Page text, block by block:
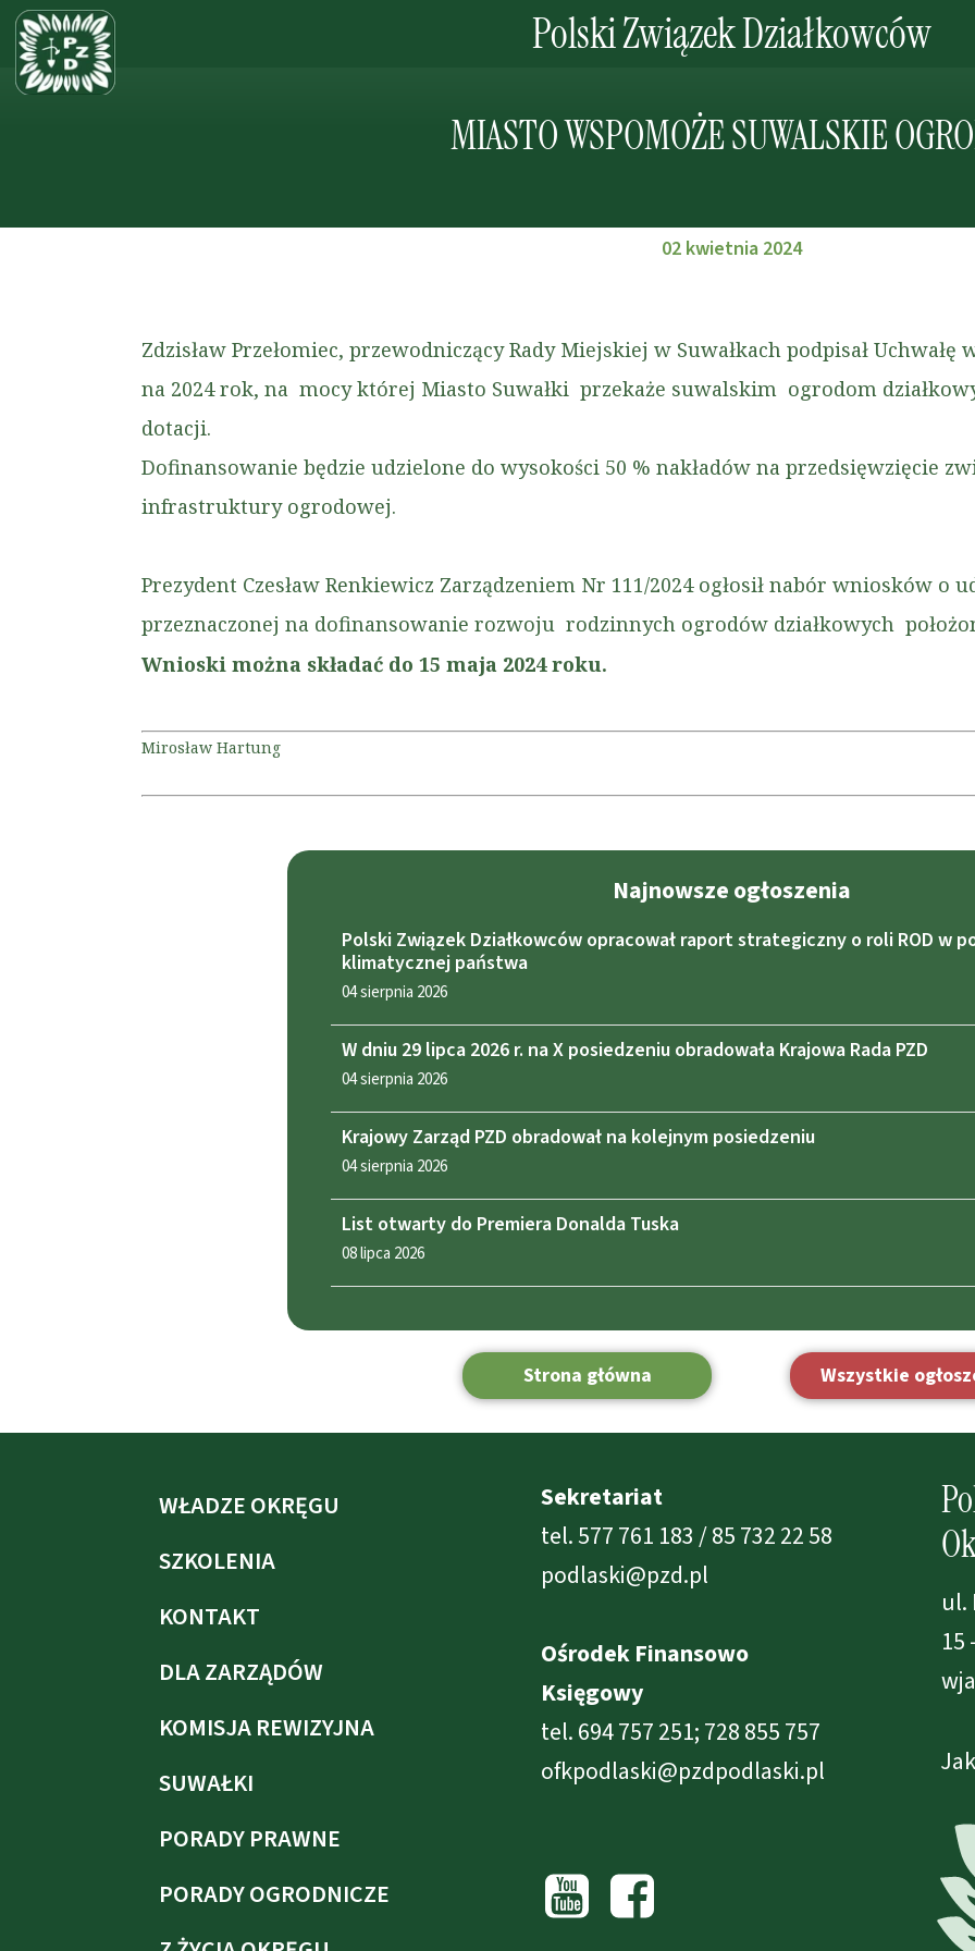
Polski Związek Działkowców
Najnowsze ogłoszenia
Polski Związek Działkowców opracował raport strategiczny o roli ROD w
klimatycznej państwa
04 sierpnia 2026
W dniu 29 lipca 2026 r. na X posiedzeniu obradowała Krajowa Rada PZD
04 sierpnia 2026
Krajowy Zarząd PZD obradował na kolejnym posiedzeniu
04 sierpnia 2026
List otwarty do Premiera Donalda Tuska
08 lipca 2026
Wszystkie
Strona główna
MIASTO WSPOMOŻE SUWALSKIE
02 kwietnia 2024
Zdzisław Przełomiec, przewodniczący Rady Miejskiej w Suwałkach podpisał
na 2024 rok, na mocy której Miasto Suwałki przekaże suwalskim ogrodom
dotacji.
Dofinansowanie będzie udzielone do wysokości 50 % nakładów na przedsięwzięcie
infrastruktury ogrodowej.
Prezydent Czesław Renkiewicz Zarządzeniem Nr 111/2024 ogłosił nabór wniosków o
przeznaczonej na dofinansowanie rozwoju rodzinnych ogrodów działkowych
Wnioski można składać do 15 maja 2024 roku.
Mirosław Hartung
ul.
15
Sekretariat
tel. 577 761 183 / 85 732 22 58
podlaski@pzd.pl
Ośrodek Finansowo
Księgowy
tel. 694 757 251; 728 855 757
ofkpodlaski@pzdpodlaski.pl
WŁADZE OKRĘGU
SZKOLENIA
KONTAKT
DLA ZARZĄDÓW
KOMISJA REWIZYJNA
SUWAŁKI
PORADY PRAWNE
PORADY OGRODNICZE